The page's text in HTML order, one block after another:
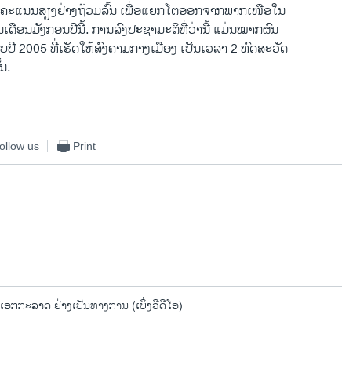
ະແນນສຽງຢ່າງຖ້ວມລົ້ນ ເພື່ອແຍກໂຕອອກຈາກພາກເໜືອໃນ
ເດືອນມັງກອນປີນີ້. ການລົງປະຊາມະຕິທີ່ວ່ານີ້ ແມ່ນໝາກຜົນ
2005 ທີ່ເຮັດໃຫ້ສົງຄາມກາງເມືອງ ເປັນເວລາ 2 ທົດສະວັດ
.
us Print
ກກະລາດ ຢ່າງເປັນທາງການ (ເບິ່ງວີດີໂອ)